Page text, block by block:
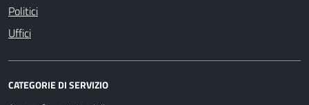
Politici
Uffici
CATEGORIE DI SERVIZIO